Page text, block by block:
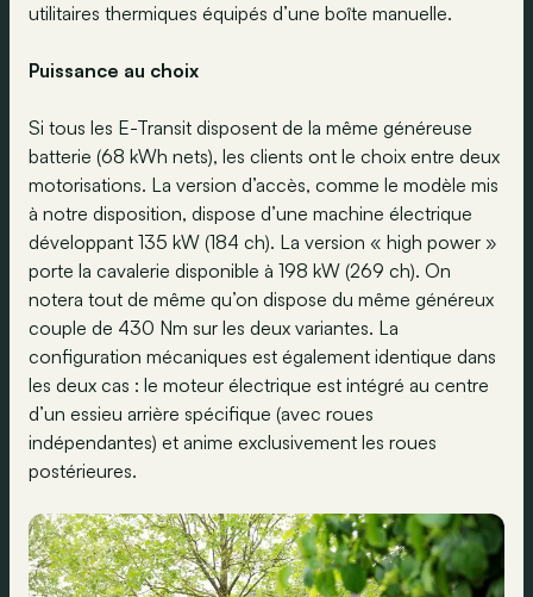
utilitaires thermiques équipés d’une boîte manuelle.
Puissance au choix
Si tous les E-Transit disposent de la même généreuse
batterie (68 kWh nets), les clients ont le choix entre deux
motorisations. La version d’accès, comme le modèle mis
à notre disposition, dispose d’une machine électrique
développant 135 kW (184 ch). La version « high power »
porte la cavalerie disponible à 198 kW (269 ch). On
notera tout de même qu’on dispose du même généreux
couple de 430 Nm sur les deux variantes. La
configuration mécaniques est également identique dans
les deux cas : le moteur électrique est intégré au centre
d’un essieu arrière spécifique (avec roues
indépendantes) et anime exclusivement les roues
postérieures.